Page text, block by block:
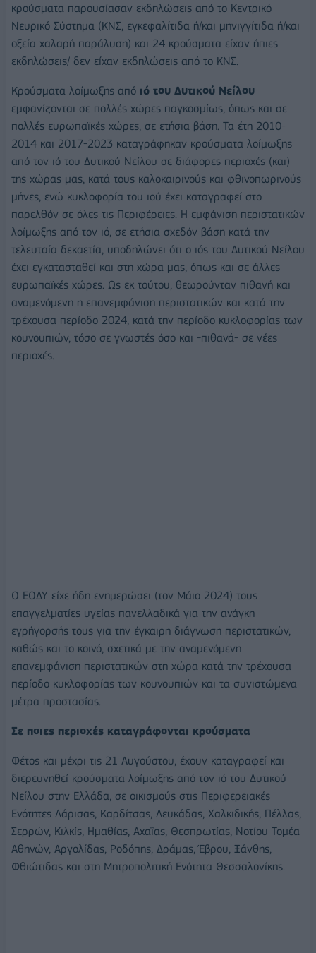
κρούσματα παρουσίασαν εκδηλώσεις από το Κεντρικό
Νευρικό Σύστημα (ΚΝΣ, εγκεφαλίτιδα ή/και μηνιγγίτιδα ή/και
οξεία χαλαρή παράλυση) και 24 κρούσματα είχαν ήπιες
εκδηλώσεις/ δεν είχαν εκδηλώσεις από το ΚΝΣ.
Κρούσματα λοίμωξης από ιό του Δυτικού Νείλου
εμφανίζονται σε πολλές χώρες παγκοσμίως, όπως και σε
πολλές ευρωπαϊκές χώρες, σε ετήσια βάση. Τα έτη 2010-
2014 και 2017-2023 καταγράφηκαν κρούσματα λοίμωξης
από τον ιό του Δυτικού Νείλου σε διάφορες περιοχές (και)
της χώρας μας, κατά τους καλοκαιρινούς και φθινοπωρινούς
μήνες, ενώ κυκλοφορία του ιού έχει καταγραφεί στο
παρελθόν σε όλες τις Περιφέρειες. Η εμφάνιση περιστατικών
λοίμωξης από τον ιό, σε ετήσια σχεδόν βάση κατά την
τελευταία δεκαετία, υποδηλώνει ότι ο ιός του Δυτικού Νείλου
έχει εγκατασταθεί και στη χώρα μας, όπως και σε άλλες
ευρωπαϊκές χώρες. Ως εκ τούτου, θεωρούνταν πιθανή και
αναμενόμενη η επανεμφάνιση περιστατικών και κατά την
τρέχουσα περίοδο 2024, κατά την περίοδο κυκλοφορίας των
κουνουπιών, τόσο σε γνωστές όσο και -πιθανά- σε νέες
περιοχές.
Ο ΕΟΔΥ είχε ήδη ενημερώσει (τον Μάιο 2024) τους
επαγγελματίες υγείας πανελλαδικά για την ανάγκη
εγρήγορσής τους για την έγκαιρη διάγνωση περιστατικών,
καθώς και το κοινό, σχετικά με την αναμενόμενη
επανεμφάνιση περιστατικών στη χώρα κατά την τρέχουσα
περίοδο κυκλοφορίας των κουνουπιών και τα συνιστώμενα
μέτρα προστασίας.
Σε ποιες περιοχές καταγράφονται κρούσματα
Φέτος και μέχρι τις 21 Αυγούστου, έχουν καταγραφεί και
διερευνηθεί κρούσματα λοίμωξης από τον ιό του Δυτικού
Νείλου στην Ελλάδα, σε οικισμούς στις Περιφερειακές
Ενότητες Λάρισας, Καρδίτσας, Λευκάδας, Χαλκιδικής, Πέλλας,
Σερρών, Κιλκίς, Ημαθίας, Αχαΐας, Θεσπρωτίας, Νοτίου Τομέα
Αθηνών, Αργολίδας, Ροδόπης, Δράμας, Έβρου, Ξάνθης,
Φθιώτιδας και στη Μητροπολιτική Ενότητα Θεσσαλονίκης.